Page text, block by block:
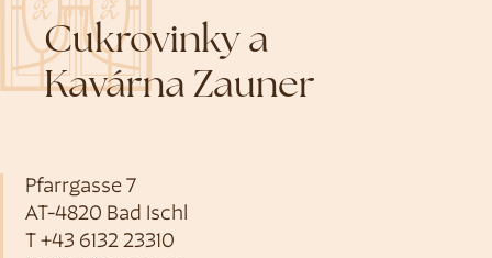
Cukrovinky a
Kavárna Zauner
Pfarrgasse 7
AT-4820 Bad Ischl
T +43 6132 23310